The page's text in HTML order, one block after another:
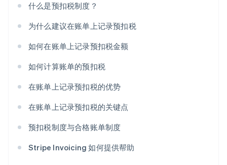
什么是预扣税制度？
为什么建议在账单上记录预扣税
如何在账单上记录预扣税金额
如何计算账单的预扣税
在账单上记录预扣税的优势
在账单上记录预扣税的关键点
预扣税制度与合格账单制度
Stripe Invoicing 如何提供帮助